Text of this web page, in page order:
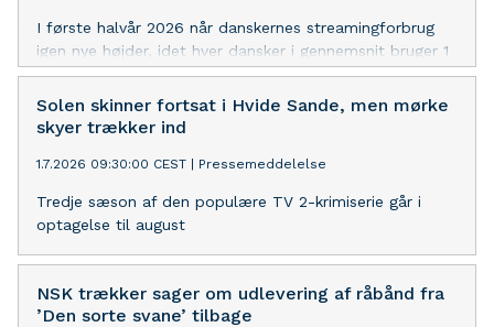
I første halvår 2026 når danskernes streamingforbrug
igen nye højder, idet hver dansker i gennemsnit bruger 1
time og 24 minutter dagligt på at streame. Det er 4
minutter mere end i samme periode de to foregående
år.
Solen skinner fortsat i Hvide Sande, men mørke
skyer trækker ind
1.7.2026 09:30:00 CEST | Pressemeddelelse
Tredje sæson af den populære TV 2-krimiserie går i
optagelse til august
NSK trækker sager om udlevering af råbånd fra
’Den sorte svane’ tilbage